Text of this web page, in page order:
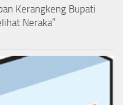
Kerangkeng Bupati
Neraka”